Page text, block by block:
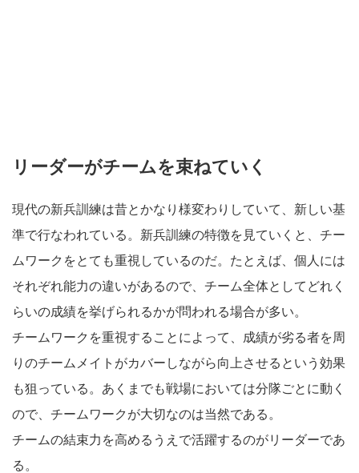
リーダーがチームを束ねていく
現代の新兵訓練は昔とかなり様変わりしていて、新しい基
準で行なわれている。新兵訓練の特徴を見ていくと、チー
ムワークをとても重視しているのだ。たとえば、個人には
それぞれ能力の違いがあるので、チーム全体としてどれく
らいの成績を挙げられるかが問われる場合が多い。
チームワークを重視することによって、成績が劣る者を周
りのチームメイトがカバーしながら向上させるという効果
も狙っている。あくまでも戦場においては分隊ごとに動く
ので、チームワークが大切なのは当然である。
チームの結束力を高めるうえで活躍するのがリーダーであ
る。